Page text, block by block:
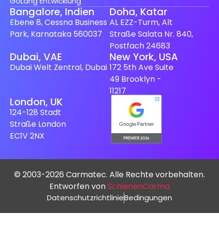
Bangalore, Indien
Ebene 8, Cessna Business
Park, Karnataka 560037
Doha, Katar
AL EZZ-Turm, Alt
Straße Salata Nr. 840,
Postfach 24683
Dubai, VAE
Dubai Welt Zentral, Dubai
New York, USA
172 5th Ave Suite
49 Brooklyn -
11217
London, UK
124-128 Stadt
Straße London
EC1V 2NX
© 2003-2026 Carmatec. Alle Rechte vorbehalten.
Entworfen vonSchienenCarma
DatenschutzrichtlinieBedingungen
Finnish
Spanish (Spain)